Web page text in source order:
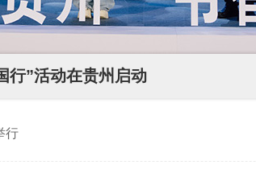
行”活动在贵州启动
行